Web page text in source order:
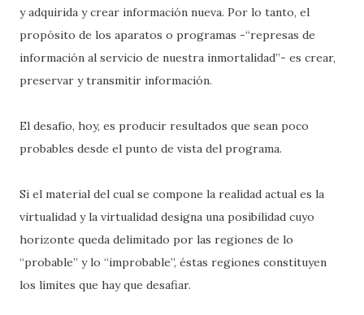
y adquirida y crear información nueva. Por lo tanto, el
propósito de los aparatos o programas -“represas de
información al servicio de nuestra inmortalidad”- es crear,
preservar y transmitir información.
El desafío, hoy, es producir resultados que sean poco
probables desde el punto de vista del programa.
Si el material del cual se compone la realidad actual es la
virtualidad y la virtualidad designa una posibilidad cuyo
horizonte queda delimitado por las regiones de lo
“probable” y lo “improbable”, éstas regiones constituyen
los límites que hay que desafiar.